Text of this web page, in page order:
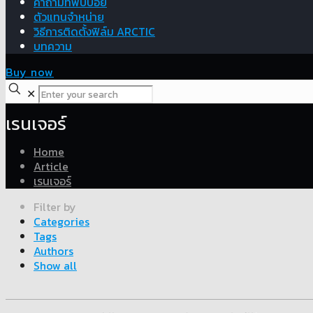
ตัวแทนจำหน่าย
วิธีการติดตั้งฟิล์ม ARCTIC
บทความ
Buy now
✕
เรนเจอร์
Home
Article
เรนเจอร์
Filter by
Categories
Tags
Authors
Show all